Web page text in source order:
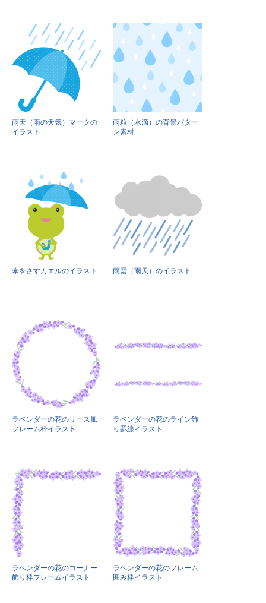
雨天（雨の天気）マークの
イラスト
雨粒（水滴）の背景パター
ン素材
傘をさすカエルのイラスト 雨雲（雨天）のイラスト
ラベンダーの花のリース風
フレーム枠イラスト
ラベンダーの花のライン飾
り罫線イラスト
ラベンダーの花のコーナー
飾り枠フレームイラスト
ラベンダーの花のフレーム
囲み枠イラスト